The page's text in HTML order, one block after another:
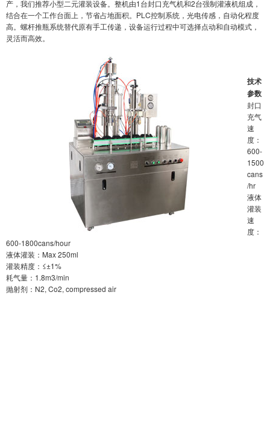
产，我们推荐小型二元灌装设备。整机由1台封口充气机和2台强制灌液机组成，
结合在一个工作台面上，节省占地面积。PLC控制系统，光电传感，自动化程度
高。螺杆推瓶系统替代原有手工传递，设备运行过程中可选择点动和自动模式，
灵活而高效。
技术
参数
封口
充气
速
度：
600-
1500
cans
/hr
液体
灌装
速
度：
600-1800cans/hour
液体灌装：Max 250ml
灌装精度：≤±1%
耗气量：1.8m3/min
抛射剂：N2, Co2, compressed air